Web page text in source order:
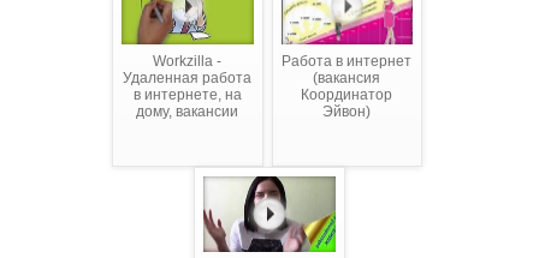
Workzilla -
Удаленная работа
в интернете, на
дому, вакансии
Работа в интернет
(вакансия
Координатор
Эйвон)